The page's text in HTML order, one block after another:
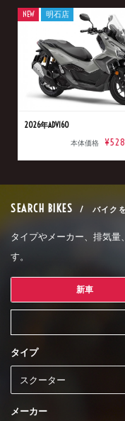
2026年ADV160
本体価格
NEW 明石店
SEARCH BIKES / バイク
タイプやメーカー、排気量
す。
新車
タイプ
メーカー